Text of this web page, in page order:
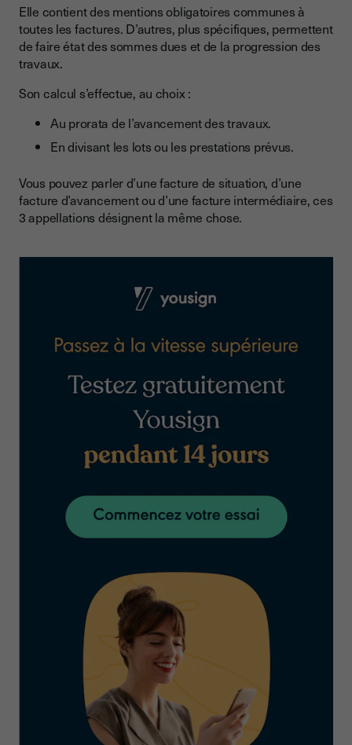
Elle contient des mentions obligatoires communes à
toutes les factures. D’autres, plus spécifiques, permettent
de faire état des sommes dues et de la progression des
travaux.
Son calcul s’effectue, au choix :
Au prorata de l’avancement des travaux.
En divisant les lots ou les prestations prévus.
Vous pouvez parler d’une facture de situation, d’une
facture d’avancement ou d’une facture intermédiaire, ces
3 appellations désignent la même chose.